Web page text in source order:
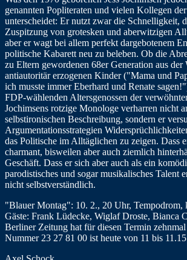
genannten Popliteraten und vielen Kollegen
unterscheidet: Er nutzt zwar die Schnelligkeit,
Zuspitzung von grotesken und aberwitzigen
aber er wagt bei allem perfekt dargebotenem
politische Kabarett neu zu beleben. Ob die
zu Eltern gewordenen 68er Generation aus der
antiautoritär erzogenen Kinder ("Mama und
ich musste immer Eberhard und Renate
FDP-wählenden Altersgenossen der
Jochimsens rotzige Monologe verharren nicht
selbstironischen Beschreibung, sondern er
Argumentationsstrategien
das Politische im Alltäglichen zu zeigen. Dass
charmant, bisweilen aber auch ziemlich
Geschäft. Dass er sich aber auch als ein
parodistisches und sogar musikalisches Talent
nicht selbstverständlich.
"Blauer Montag": 10. 2., 20 Uhr, Tempodrom,
Gäste: Frank Lüdecke, Wiglaf Droste, Bianca
Berliner Zeitung hat für diesen Termin
Nummer 23 27 81 00 ist heute von 11 bis